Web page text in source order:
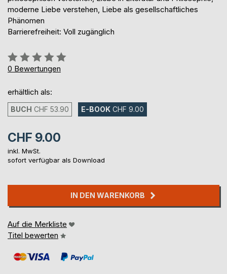
moderne Liebe verstehen, Liebe als gesellschaftliches
Phänomen
Barrierefreiheit: Voll zugänglich
Bewertung::
0%
0 Bewertungen
erhältlich als:
BUCH CHF 53.90 E-BOOK CHF 9.00
CHF 9.00
inkl. MwSt.
sofort verfügbar als Download
IN DEN WARENKORB
Auf die Merkliste
Titel bewerten